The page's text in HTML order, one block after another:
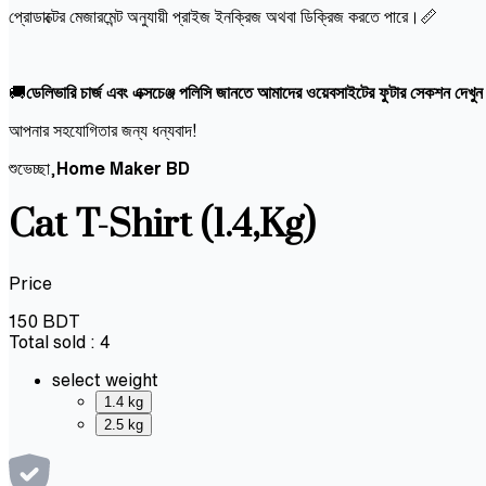
প্রোডাক্টের মেজারমেন্ট অনুযায়ী প্রাইজ ইনক্রিজ অথবা ডিক্রিজ করতে পারে।📏
🚚ডেলিভারি চার্জ এবং এক্সচেঞ্জ পলিসি জানতে আমাদের ওয়েবসাইটের ফুটার সেকশন
আপনার সহযোগিতার জন্য ধন্যবাদ!
শুভেচ্ছা, Home Maker BD
Cat T-Shirt (1.4,Kg)
Price
150 BDT
Total sold : 4
select weight
1.4 kg
2.5 kg